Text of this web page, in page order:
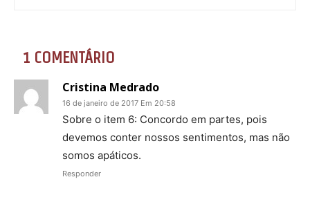
1 COMENTÁRIO
Cristina Medrado
16 de janeiro de 2017 Em 20:58
Sobre o item 6: Concordo em partes, pois
devemos conter nossos sentimentos, mas não
somos apáticos.
Responder